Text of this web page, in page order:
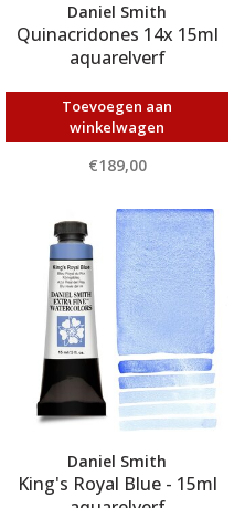
Daniel Smith
Quinacridones 14x 15ml
aquarelverf
Toevoegen aan
winkelwagen
€189,00
Daniel Smith
King's Royal Blue - 15ml